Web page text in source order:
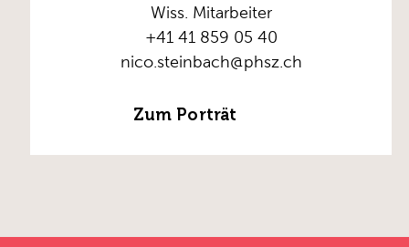
Wiss. Mitarbeiter
+41 41 859 05 40
nico.steinbach@phsz.ch
Zum Porträt